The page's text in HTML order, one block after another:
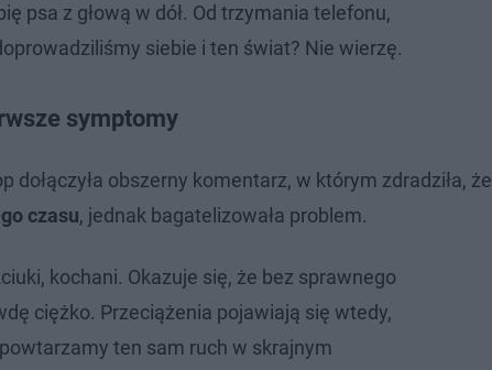
psa z głową w dół. Od trzymania telefonu,
siebie i ten świat? Nie wierzę.
symptomy
obszerny komentarz, w którym zdradziła, że
czasu, jednak bagatelizowała problem.
kochani. Okazuje się, że bez sprawnego
ciężko. Przeciążenia pojawiają się wtedy,
ten sam ruch w skrajnym